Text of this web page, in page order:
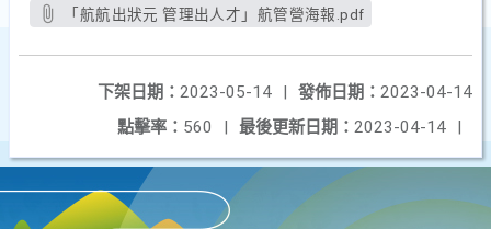
「航航出狀元 管理出人才」航管營海報.pdf
發佈日期： 2023-04-14
下架日期： 2023-05-14
|
最後更新日期： 2023-04-14 |
點擊率： 560 |